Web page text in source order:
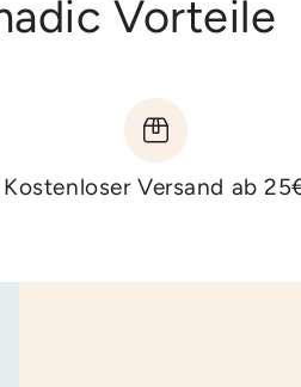
Vorteile
Kostenloser Versand ab